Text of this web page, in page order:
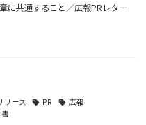
に共通すること／広報PRレター
リース PR
広報